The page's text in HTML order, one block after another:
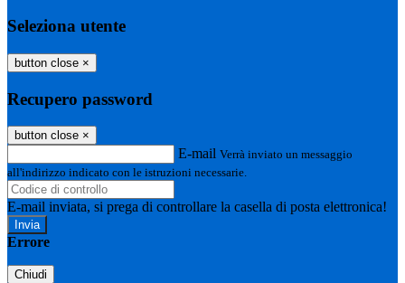
Seleziona utente
button close ×
Recupero password
button close ×
E-mail Verrà inviato un messaggio
all'indirizzo indicato con le istruzioni necessarie.
E-mail inviata, si prega di controllare la casella di posta elettronica!
Errore
Chiudi